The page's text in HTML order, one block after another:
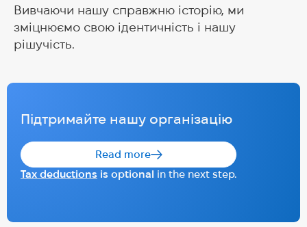
Вивчаючи нашу справжню історію, ми
зміцнюємо свою ідентичність і нашу
рішучість.
Підтримайте нашу організацію
Read more
Tax deductions is optional in the next step.